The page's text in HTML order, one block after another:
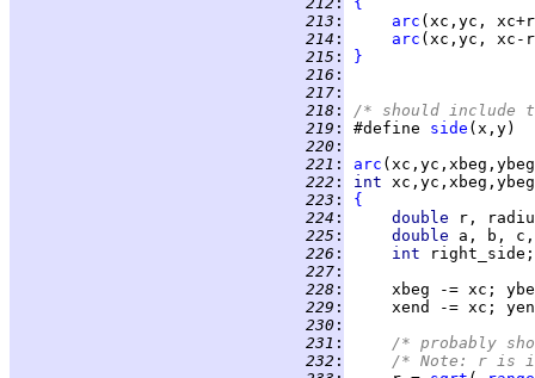
213 :
arc
214 :
arc
215 :
}
216 :
217 :
218 :
/* should include
219 : #define side (x,y)
220 :
221 :
arc
222 :
int
223 :
{
224 :
double
225 :
double
226 :
int
227 :
228 :
229 :
230 :
231 :
/* probably
232 :
/* Note: r is